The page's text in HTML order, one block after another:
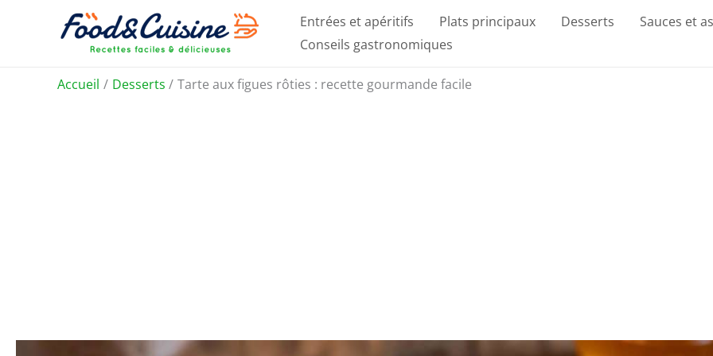
Entrées et apéritifs Plats principaux Desserts Sauces et
Conseils gastronomiques
Accueil Desserts Tarte aux figues rôties : recette gourmande facile